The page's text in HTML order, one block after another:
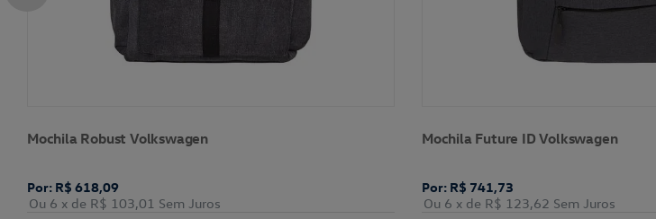
Mochila Robust Volkswagen
Por: R$ 618,09
Ou 6 x de R$ 103,01 Sem Juros
Mochila Future ID Volkswagen
Por: R$ 741,73
Ou 6 x de R$ 123,62 Sem Juros